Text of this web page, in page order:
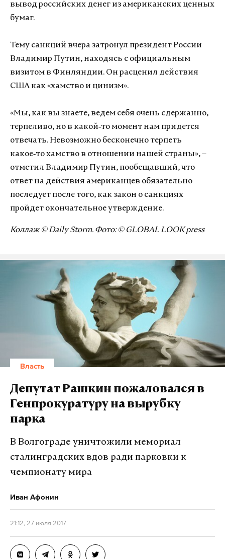
вывод российских денег из американских ценных
бумаг.
Тему санкций вчера затронул президент России
Владимир Путин, находясь с официальным
визитом в Финляндии. Он расценил действия
США как «хамство и цинизм».
«Мы, как вы знаете, ведем себя очень сдержанно,
терпеливо, но в какой‑то момент нам придется
отвечать. Невозможно бесконечно терпеть
какое‑то хамство в отношении нашей страны», –
отметил Владимир Путин, пообещавший, что
ответ на действия американцев обязательно
последует после того, как закон о санкциях
пройдет окончательное утверждение.
Коллаж © Daily Storm. Фото: © GLOBAL LOOK press
Власть
Депутат Рашкин пожаловался в
Генпрокуратуру на вырубку
парка
В Волгограде уничтожили мемориал
сталинградских вдов ради парковки к
чемпионату мира
Иван Афонин
21:12, 27 июля 2017